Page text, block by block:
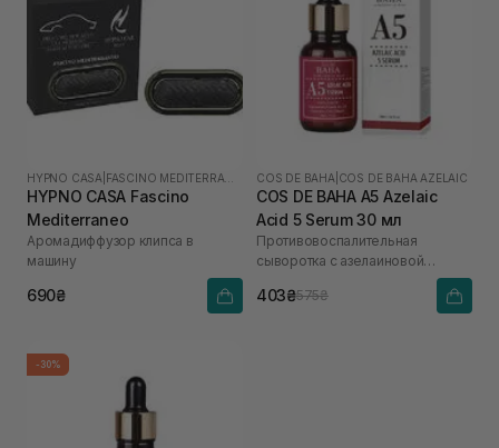
HYPNO CASA
HYPNO CASA Fascino
Mediterraneo
Аромадиффузор клипса в
машину
690₴
COS DE BAHA COS DE BAHA AZELAIC
COS DE BAHA A5 Azelaic
Acid 5 Serum 30 мл
Противовоспалительная
сыворотка с азелаиновой
403₴575₴
-30%